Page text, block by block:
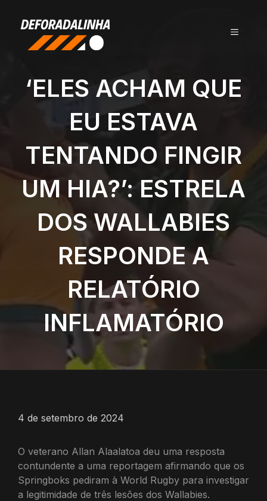
conteúdo
MENU
‘ELES ACHAM QUE
EU ESTAVA
TENTANDO FINGIR
UM HIA?’: ESTRELA
DOS WALLABIES
RESPONDE A
RELATÓRIO
INFLAMATÓRIO
4 de setembro de 2024
O veterano Allan Alaalatoa deu uma resposta
contundente a uma reportagem afirmando que os
Springboks pediram à World Rugby para investigar
a legitimidade de três lesões dos Wallabies.